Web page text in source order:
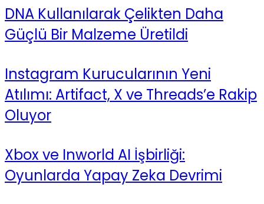
DNA Kullanılarak Çelikten Daha
Güçlü Bir Malzeme Üretildi
Instagram Kurucularının Yeni
Atılımı: Artifact, X ve Threads’e Rakip
Oluyor
Xbox ve Inworld AI İşbirliği:
Oyunlarda Yapay Zeka Devrimi